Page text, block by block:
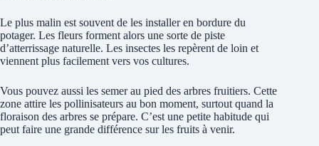
Le plus malin est souvent de les installer en bordure du
potager. Les fleurs forment alors une sorte de piste
d’atterrissage naturelle. Les insectes les repèrent de loin et
viennent plus facilement vers vos cultures.
Vous pouvez aussi les semer au pied des arbres fruitiers. Cette
zone attire les pollinisateurs au bon moment, surtout quand la
floraison des arbres se prépare. C’est une petite habitude qui
peut faire une grande différence sur les fruits à venir.